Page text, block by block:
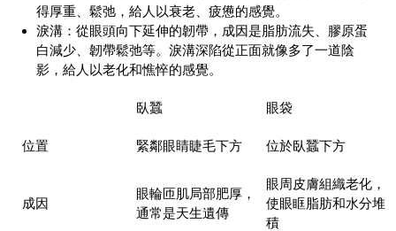
得厚重、鬆弛，給人以衰老、疲憊的感覺。
淚溝：從眼頭向下延伸的韌帶，成因是脂肪流失、膠原蛋
白減少、韌帶鬆弛等。淚溝深陷從正面就像多了一道陰
影，給人以老化和憔悴的感覺。
臥蠶 眼袋
位置 緊鄰眼睛睫毛下方 位於臥蠶下方
成因
眼輪匝肌局部肥厚，
通常是天生遺傳
眼周皮膚組織老化，
使眼眶脂肪和水分堆
積